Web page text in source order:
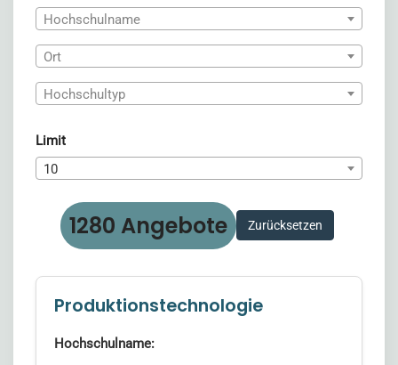
Hochschulname
Ort
Hochschultyp
Limit
10
1280 Angebote Zurücksetzen
Produktionstechnologie
Hochschulname: